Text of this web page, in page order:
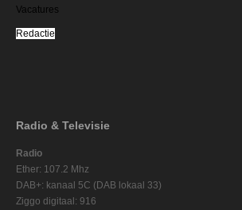
Vacatures
Redactie
Radio & Televisie
Radio
Ether: 107.2 Mhz
DAB+: kanaal 5C (DAB lokaal 33)
Ziggo digitaal: 916